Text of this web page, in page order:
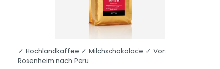
✓ Hochlandkaffee ✓ Milchschokolade ✓ Von
Rosenheim nach Peru